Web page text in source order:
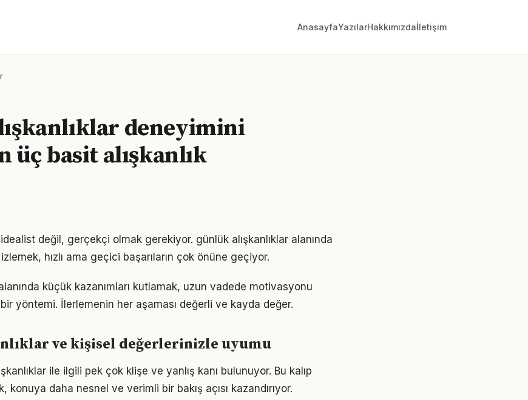
AnasayfaYazılarHakkımızdaİletişim
deneyimini
basit alışkanlık
değil, gerçekçi olmak gerekiyor. günlük alışkanlıklar alanında
hızlı ama geçici başarıların çok önüne geçiyor.
küçük kazanımları kutlamak, uzun vadede motivasyonu
yöntemi. İlerlemenin her aşaması değerli ve kayda değer.
ve kişisel değerlerinizle uyumu
ile ilgili pek çok klişe ve yanlış kanı bulunuyor. Bu kalıp
konuya daha nesnel ve verimli bir bakış açısı kazandırıyor.